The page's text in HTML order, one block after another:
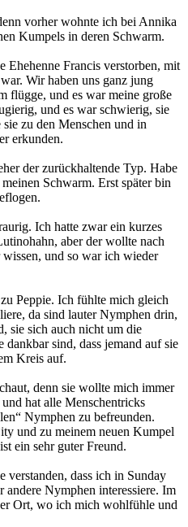
vorher wohnte ich bei Annika
Kumpels in deren Schwarm.
Ehehenne Francis verstorben, mit
Wir haben uns ganz jung
flügge, und es war meine große
und es war schwierig, sie
zu den Menschen und in
erkunden.
der zurückhaltende Typ. Habe
Schwarm. Erst später bin
Ich hatte zwar ein kurzes
aber der wollte nach
und so war ich wieder
Peppie. Ich fühlte mich gleich
da sind lauter Nymphen drin,
sie sich auch nicht um die
sind, dass jemand auf sie
Kreis auf.
denn sie wollte mich immer
hat alle Menschentricks
Nymphen zu befreunden.
und zu meinem neuen Kumpel
ein sehr guter Freund.
verstanden, dass ich in Sunday
Nymphen interessiere. Im
Ort, wo ich mich wohlfühle und